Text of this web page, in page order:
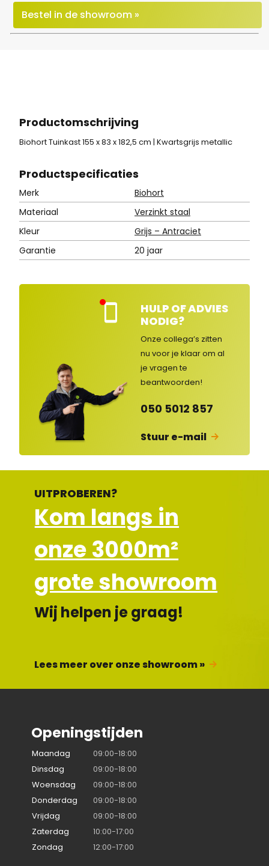
Bestel in de showroom »
Productomschrijving
Biohort Tuinkast 155 x 83 x 182,5 cm | Kwartsgrijs metallic
Productspecificaties
Merk
Biohort
Materiaal
Verzinkt staal
Kleur
Grijs – Antraciet
Garantie
20 jaar
nte
en
HULP OF ADVIES
NODIG?
Onze collega’s zitten
nu voor je klaar om al
je vragen te
beantwoorden!
050 5012 857
Stuur e-mail
UITPROBEREN?
Kom langs in
onze 3000m²
grote showroom
Wij helpen je graag!
Lees meer over onze showroom »
Openingstijden
Maandag
09:00-18:00
Dinsdag
09:00-18:00
Woensdag
09:00-18:00
Donderdag
09:00-18:00
Vrijdag
09:00-18:00
Zaterdag
10:00-17:00
Zondag
12:00-17:00